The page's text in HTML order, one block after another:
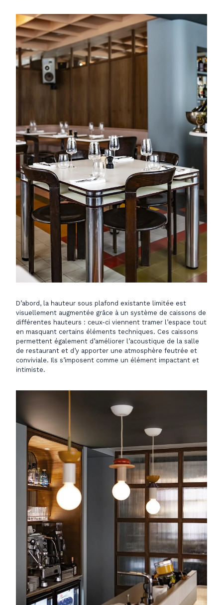
D’abord, la hauteur sous plafond existante limitée est
visuellement augmentée grâce à un système de caissons de
différentes hauteurs : ceux-ci viennent tramer l’espace tout
en masquant certains éléments techniques. Ces caissons
permettent également d’améliorer l’acoustique de la salle
de restaurant et d’y apporter une atmosphère feutrée et
conviviale. Ils s’imposent comme un élément impactant et
intimiste.